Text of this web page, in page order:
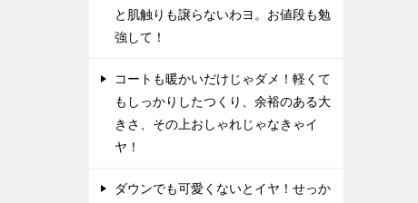
と肌触りも譲らないわヨ。お値段も勉
強して！
コートも暖かいだけじゃダメ！軽くて
もしっかりしたつくり、余裕のある大
きさ、その上おしゃれじゃなきゃイ
ヤ！
ダウンでも可愛くないとイヤ！せっか